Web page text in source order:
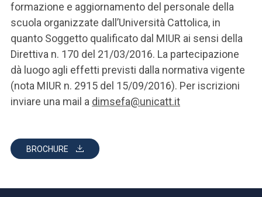
formazione e aggiornamento del personale della
scuola organizzate dall’Università Cattolica, in
quanto Soggetto qualificato dal MIUR ai sensi della
Direttiva n. 170 del 21/03/2016. La partecipazione
dà luogo agli effetti previsti dalla normativa vigente
(nota MIUR n. 2915 del 15/09/2016). Per iscrizioni
inviare una mail a dimsefa@unicatt.it
BROCHURE